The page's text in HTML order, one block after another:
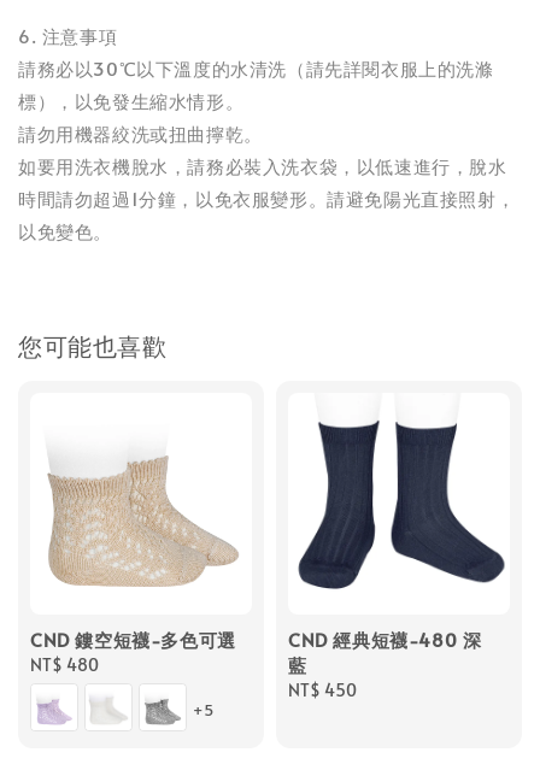
6. 注意事項
請務必以30℃以下溫度的水清洗（請先詳閱衣服上的洗滌
標），以免發生縮水情形。
請勿用機器絞洗或扭曲擰乾。
如要用洗衣機脫水，請務必裝入洗衣袋，以低速進行，脫水
時間請勿超過1分鐘，以免衣服變形。請避免陽光直接照射，
以免變色。
您可能也喜歡
CND 鏤空短襪-多色可選
Regular
price
NT$ 480
+5
CND 經典短襪-480 深
藍
Regular
NT$ 450